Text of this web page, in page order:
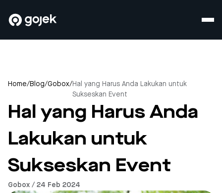
Home/Blog/Gobox/Hal yang Harus Anda Lakukan untuk
Sukseskan Event
Hal yang Harus Anda
Lakukan untuk
Sukseskan Event
Gobox / 24 Feb 2024